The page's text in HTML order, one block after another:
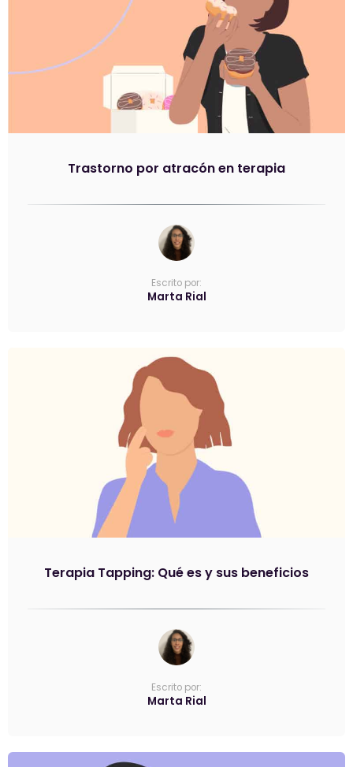
Trastorno por atracón en terapia
Escrito por:
Marta Rial
Terapia Tapping: Qué es y sus beneficios
Escrito por:
Marta Rial